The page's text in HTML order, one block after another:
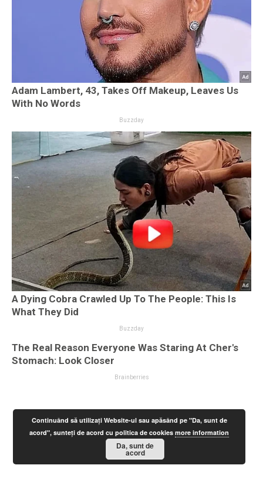
Continuând să utilizați Website-ul sau apăsând pe "Da, sunt de
acord", sunteți de acord cu politica de cookiesmore information
Da, sunt de
acord